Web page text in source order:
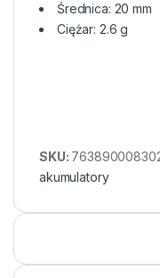
Średnica: 20 mm
Ciężar: 2.6 g
SKU:
akumulatory